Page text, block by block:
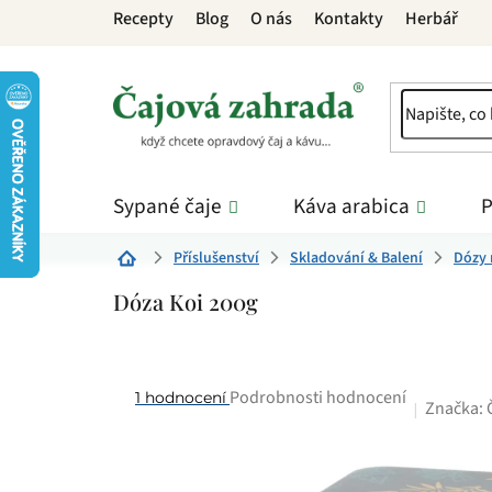
Recepty Blog O nás Kontakty Herbář
Sypané čaje Káva arabica
Domů Příslušenství Skladování & Balení Dózy
Dóza Koi 200g
Průměrné
1 hodnocení Podrobnosti hodnocení Značka: